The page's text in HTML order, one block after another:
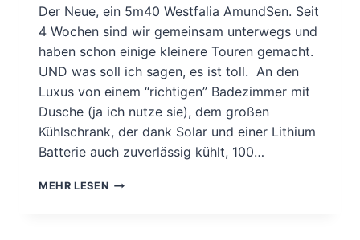
Der Neue, ein 5m40 Westfalia AmundSen. Seit
4 Wochen sind wir gemeinsam unterwegs und
haben schon einige kleinere Touren gemacht.
UND was soll ich sagen, es ist toll. An den
Luxus von einem “richtigen” Badezimmer mit
Dusche (ja ich nutze sie), dem großen
Kühlschrank, der dank Solar und einer Lithium
Batterie auch zuverlässig kühlt, 100…
MEHR LESENDARF